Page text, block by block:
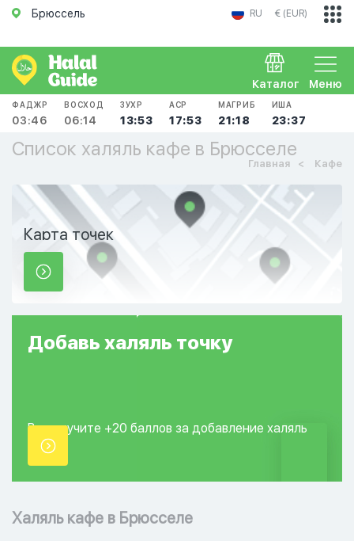
Брюссель RU € (EUR)
Меню
Каталог
ФАДЖР
03:46
ВОСХОД
06:14
ЗУХР
13:53
АСР
17:53
МАГРИБ
21:18
ИША
23:37
Список халяль кафе в Брюсселе
Главная Кафе
Карта точек
Добавь халяль точку
Вы получите +20 баллов за добавление халяль
точки.
Халяль кафе в Брюсселе